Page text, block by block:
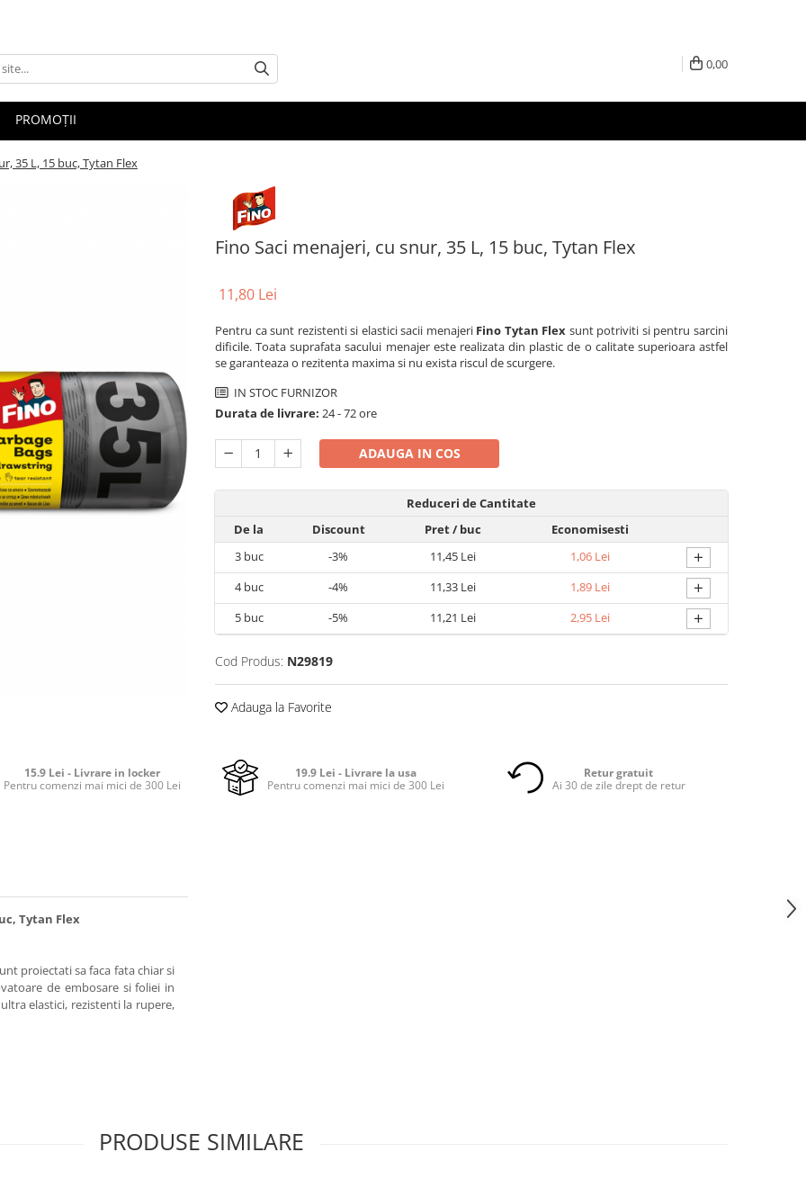
0,00
PROMOȚII
35 L, 15 buc, Tytan Flex
Fino Saci menajeri, cu snur, 35 L, 15 buc, Tytan Flex
11,80 Lei
Pentru ca sunt rezistenti si elastici sacii menajeri Fino Tytan Flex sunt potriviti si pentru sarcini
dificile. Toata suprafata sacului menajer este realizata din plastic de o calitate superioara astfel
se garanteaza o rezitenta maxima si nu exista riscul de scurgere.
IN STOC FURNIZOR
Durata de livrare: 24 - 72 ore
ADAUGA IN COS
Reduceri de Cantitate
De la
Discount Pret/ buc
Economisesti
3buc -3% 11,45 Lei 1,06 Lei +
4buc -4% 11,33 Lei 1,89 Lei +
5buc -5% 11,21 Lei 2,95 Lei +
Cod Produs: N29819
Adauga la Favorite
15.9 Lei - Livrare in locker
Pentru comenzi mai mici de 300 Lei
19.9 Lei - Livrare la usa
Pentru comenzi mai mici de 300 Lei
Retur gratuit
Ai 30 de zile drept de retur
Tytan Flex
proiectati sa faca fata chiar si
de embosare si foliei in
elastici, rezistenti la rupere,
PRODUSE SIMILARE